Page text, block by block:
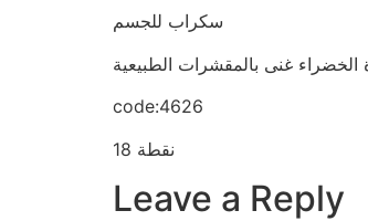
سكراب للجسم
غنى بالمقشرات الطبيعية
code:4626
18 نقطة
Leave a Reply